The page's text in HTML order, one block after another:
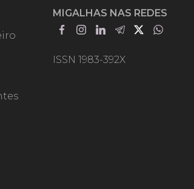
MIGALHAS NAS REDES
ISSN 1983-392X